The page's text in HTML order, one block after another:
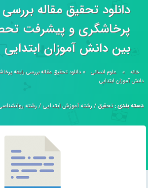
دانلود تحقیق مقاله بررسی
پرخاشگری و پيشرفت
بين دانش آموزان ابتدایی
خانه » علوم انسانی »دانلود تحقیق مقاله بررسی رابطه
دانش آموزان ابتدایی
دسته بندی :تحقیق/رشته آموزش ابتدایی/رشته